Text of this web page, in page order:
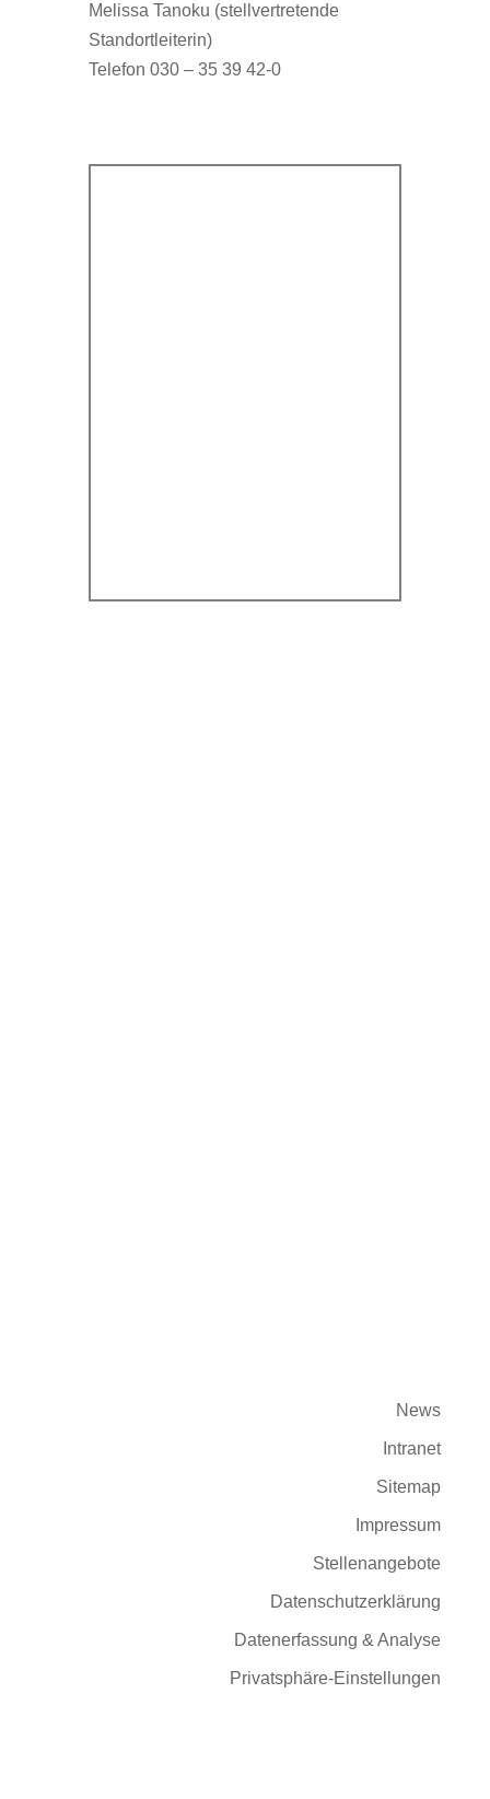
Melissa Tanoku (stellvertretende
Standortleiterin)
Telefon 030 – 35 39 42-0
News
Intranet
Sitemap
Impressum
Stellenangebote
Datenschutzerklärung
Datenerfassung & Analyse
Privatsphäre-Einstellungen